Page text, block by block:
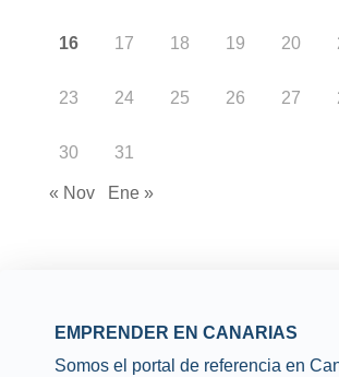
16 17 18 19 20
23 24 25 26 27
30 31
« Nov Ene »
EMPRENDER EN CANARIAS
Somos el portal de referencia en